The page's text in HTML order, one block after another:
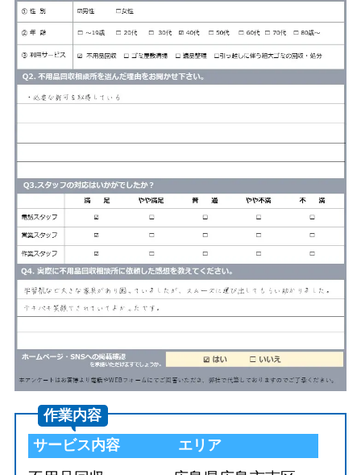
料金
対応エリア
お客様の声
よくある質問
作業内容
サービス内容
エリア